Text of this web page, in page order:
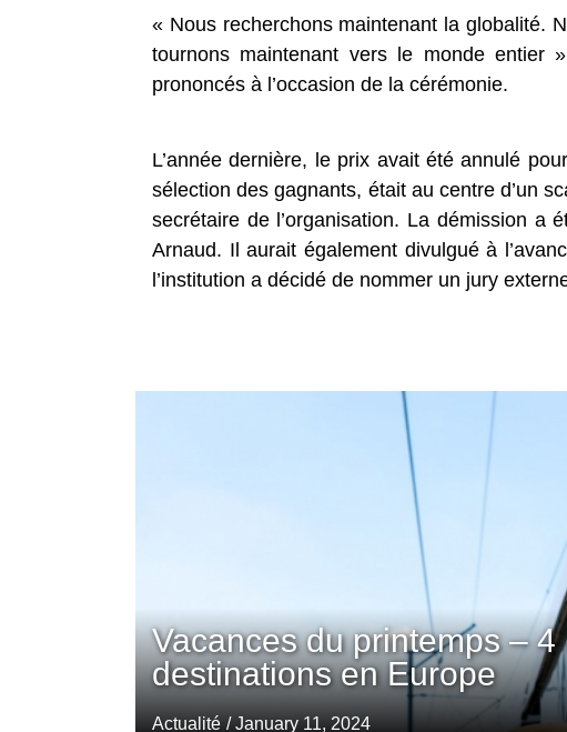
« Nous recherchons maintenant la globalité.
tournons maintenant vers le monde entier
prononcés à l’occasion de la cérémonie.
L’année dernière, le prix avait été annulé
sélection des gagnants, était au centre d’un
secrétaire de l’organisation. La démission a
Arnaud. Il aurait également divulgué à
l’institution a décidé de nommer un jury
Vacances du printemps – 4
destinations en Europe
Actualité / January 11, 2024